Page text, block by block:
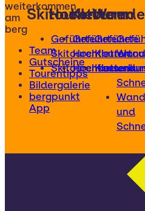
weiterkommen
am
berg
Team
Gutscheine
Tourentipps
Bildergalerie
bergpunkt
App
Skitouren
Geführte
Skitouren
Skitourenkurse
Hochtouren
Geführte
Hochtouren
Klettern
Geführte
und
und